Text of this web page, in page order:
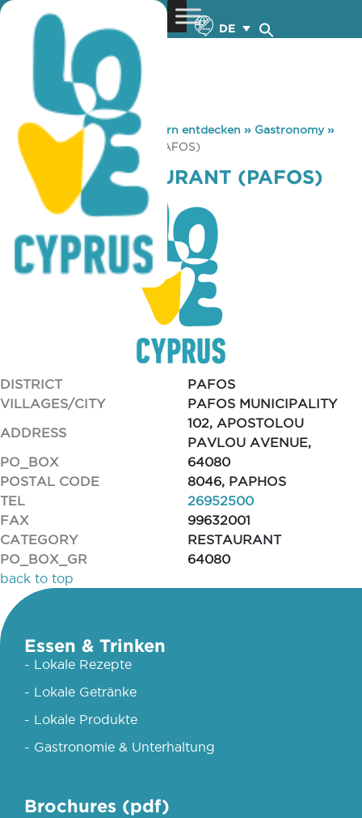
DE
You are here: Home »Zypern entdecken » Gastronomy»
PELICAN RESTAURANT (PAFOS)
PELICAN RESTAURANT (PAFOS)
DISTRICT
PAFOS
VILLAGES/CITY
PAFOS MUNICIPALITY
ADDRESS
102, APOSTOLOU
PAVLOU AVENUE,
PO_BOX
64080
POSTAL CODE
8046, PAPHOS
TEL
26952500
FAX
99632001
CATEGORY
RESTAURANT
PO_BOX_GR
64080
back to top
Essen & Trinken
- Lokale Rezepte
- Lokale Getränke
- Lokale Produkte
- Gastronomie & Unterhaltung
Brochures (pdf)